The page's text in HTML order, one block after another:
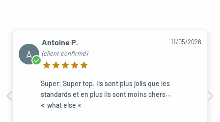
A
Antoine P.
(client confirmé)
11/05/2026
Super: Super top. Ils sont plus jolis que les
standards et en plus ils sont moins chers…
« what else «